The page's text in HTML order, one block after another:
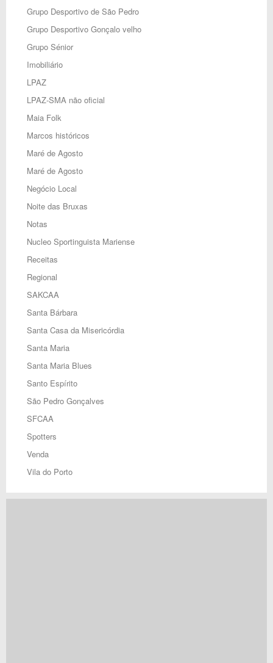
Grupo Desportivo de São Pedro
Grupo Desportivo Gonçalo velho
Grupo Sénior
Imobiliário
LPAZ
LPAZ-SMA não oficial
Maia Folk
Marcos históricos
Maré de Agosto
Maré de Agosto
Negócio Local
Noite das Bruxas
Notas
Nucleo Sportinguista Mariense
Receitas
Regional
SAKCAA
Santa Bárbara
Santa Casa da Misericórdia
Santa Maria
Santa Maria Blues
Santo Espírito
São Pedro Gonçalves
SFCAA
Spotters
Venda
Vila do Porto